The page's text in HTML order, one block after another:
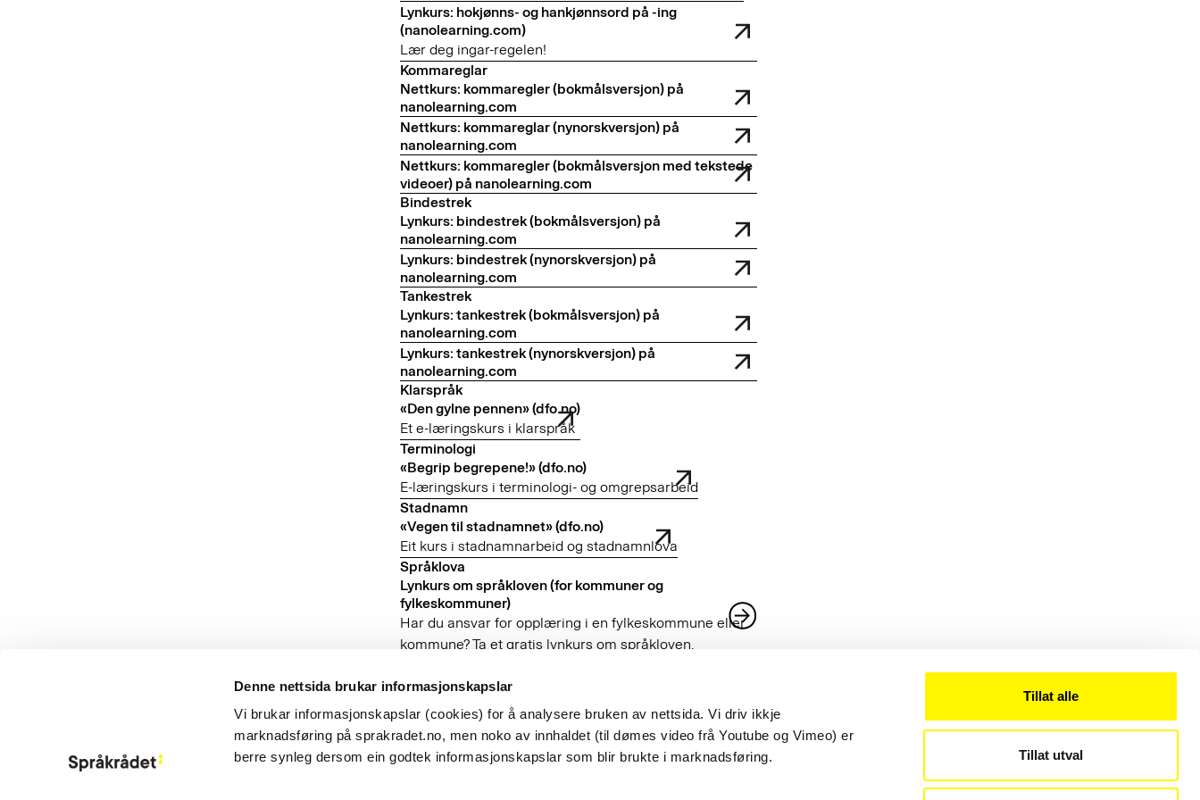
Denne nettsida brukar informasjonskapslar
Vi brukar informasjonskapslar (cookies) for å analysere bruken av nettsida. Vi driv ikkje
marknadsføring på sprakradet.no, men noko av innhaldet (til dømes video frå Youtube og Vimeo) er
berre synleg dersom ein godtek informasjonskapslar som blir brukte i marknadsføring.
Tillat alle
Tillat utval
Lynkurs: hokjønns- og hankjønnsord på -ing
(nanolearning.com)
Lær deg ingar-regelen!
Kommareglar
Nettkurs: kommaregler (bokmålsversjon) på
nanolearning.com
Nettkurs: kommareglar (nynorskversjon) på
nanolearning.com
Nettkurs: kommaregler (bokmålsversjon med tekstede
videoer) på nanolearning.com
Bindestrek
Lynkurs: bindestrek (bokmålsversjon) på
nanolearning.com
Lynkurs: bindestrek (nynorskversjon) på
nanolearning.com
Tankestrek
Lynkurs: tankestrek (bokmålsversjon) på
nanolearning.com
Lynkurs: tankestrek (nynorskversjon) på
nanolearning.com
Klarspråk
«Den gylne pennen» (dfo.no)
Et e-læringskurs i klarspråk
Terminologi
«Begrip begrepene!» (dfo.no)
E-læringskurs i terminologi- og omgrepsarbeid
Stadnamn
«Vegen til stadnamnet» (dfo.no)
Eit kurs i stadnamnarbeid og stadnamnlova
Språklova
Lynkurs om språkloven (for kommuner og
fylkeskommuner)
Har du ansvar for opplæring i en fylkeskommune eller
kommune? Ta et gratis lynkurs om språkloven.
Korleis bør verksemdene arbeide for å oppfylle krava i
språklova?
Fant du det du lette etter?
Ja
Aktuelt
22 54 19 50